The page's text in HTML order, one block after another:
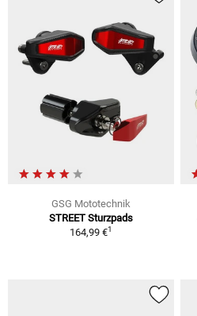
GSG Mototechnik
STREET Sturzpads
164,99 €1